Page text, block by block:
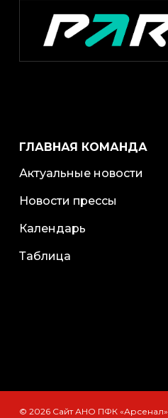
ГЛАВНАЯ КОМАНДА
Актуальные новости
Новости прессы
Календарь
Таблица
© 2026 Сайт АНО ПФК «Арсенал»